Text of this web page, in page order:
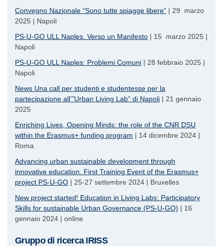
Convegno Nazionale “Sono tutte spiagge libere” | 29 marzo
2025 | Napoli
PS-U-GO ULL Naples. Verso un Manifesto | 15 marzo 2025 |
Napoli
PS-U-GO ULL Naples: Problemi Comuni | 28 febbraio 2025 |
Napoli
News Una call per studenti e studentesse per la
partecipazione all’”Urban Living Lab” di Napoli | 21 gennaio
2025
Enriching Lives, Opening Minds: the role of the CNR DSU
within the Erasmus+ funding program | 14 dicembre 2024 |
Roma
Advancing urban sustainable development through
innovative education. First Training Event of the Erasmus+
project PS-U-GO | 25-27 settembre 2024 | Bruxelles
New project started! Education in Living Labs: Participatory
Skills for sustainable Urban Governance (PS-U-GO) | 16
gennaio 2024 | online
Gruppo di ricerca IRISS